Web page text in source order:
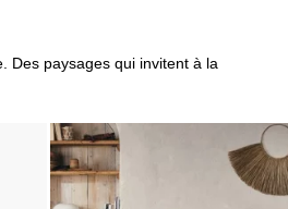
Des paysages qui invitent à la